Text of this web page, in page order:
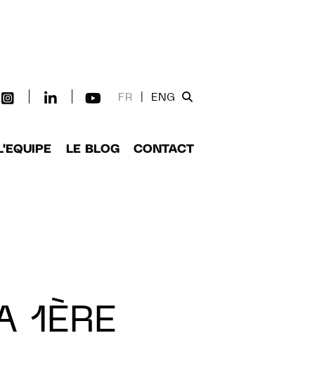
FR ENG
LE BLOG CONTACT
1ÈRE